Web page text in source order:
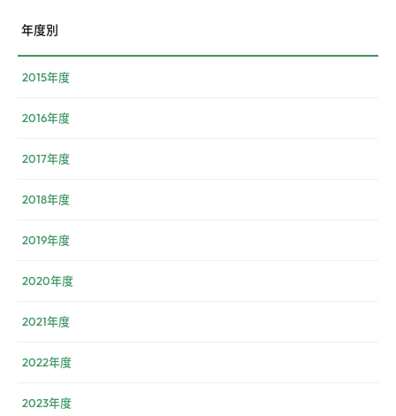
年度別
2015年度
2016年度
2017年度
2018年度
2019年度
2020年度
2021年度
2022年度
2023年度